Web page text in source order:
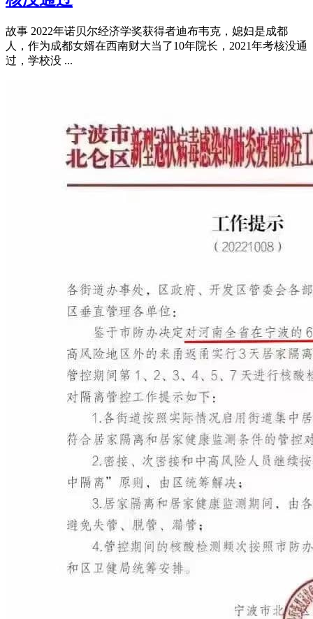
故事 2022年诺贝尔经济学奖获得者迪布韦克，媳妇是成都
人，作为成都女婿在西南财大当了10年院长，2021年考核没通
过，学校没 ...